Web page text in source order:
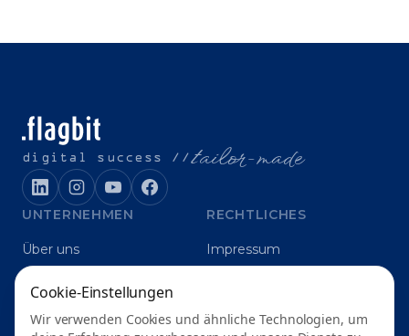
digital success //tailor-made
UNTERNEHMEN
Über uns
RECHTLICHES
Impressum
Cookie-Einstellungen
Wir verwenden Cookies und ähnliche Technologien, um